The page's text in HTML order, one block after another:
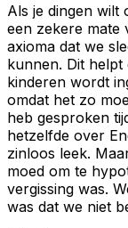
Als je dingen wilt
een zekere mate
axioma dat we
kunnen. Dit helpt
kinderen wordt
omdat het zo
heb gesproken
hetzelfde over
zinloos leek.
moed om te
vergissing was.
was dat we niet